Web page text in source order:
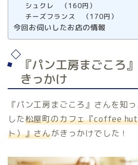
シュクレ （160円）
チーズフランス （170円）
今回お伺いしたお店の情報
『パン工房まごころ
きっかけ
『パン工房まごころ』さんを知
した松屋町のカフェ『coffee
ト）』さんがきっかけでした！